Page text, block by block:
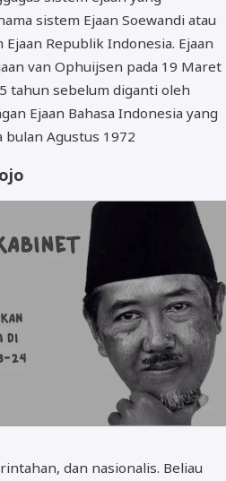
sistem Ejaan Soewandi atau
Republik Indonesia. Ejaan
van Ophuijsen pada 19 Maret
tahun sebelum diganti oleh
Ejaan Bahasa Indonesia yang
bulan Agustus 1972
dan nasionalis. Beliau